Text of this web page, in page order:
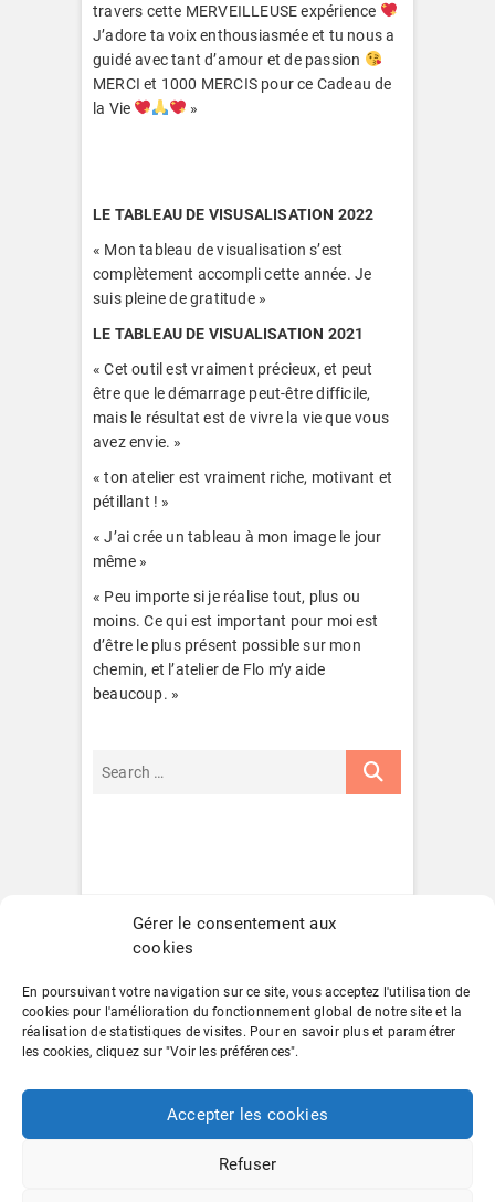
Gérer le consentement aux
cookies
En poursuivant votre navigation sur ce site, vous acceptez l'utilisation de
cookies pour l'amélioration du fonctionnement global de notre site et la
réalisation de statistiques de visites. Pour en savoir plus et paramétrer
les cookies, cliquez sur "Voir les préférences".
Accepter les cookies
Refuser
travers cette MERVEILLEUSE expérience
J’adore ta voix enthousiasmée et tu nous a
guidé avec tant d’amour et de passion
MERCI et 1000 MERCIS pour ce Cadeau de
la Vie
»
LE TABLEAU DE VISUSALISATION 2022
« Mon tableau de visualisation s’est
complètement accompli cette année. Je
suis pleine de gratitude »
LE TABLEAU DE VISUALISATION 2021
« Cet outil est vraiment précieux, et peut
être que le démarrage peut-être difficile,
mais le résultat est de vivre la vie que vous
avez envie. »
« ton atelier est vraiment riche, motivant et
pétillant ! »
« J’ai crée un tableau à mon image le jour
même »
« Peu importe si je réalise tout, plus ou
moins. Ce qui est important pour moi est
d’être le plus présent possible sur mon
chemin, et l’atelier de Flo m’y aide
beaucoup. »
POLITIQUE DE CONFIDENTIALITÉ
MENTIONS LÉGALES – CONDITIONS
CGV
CONTACT
ALMANACH NATURO